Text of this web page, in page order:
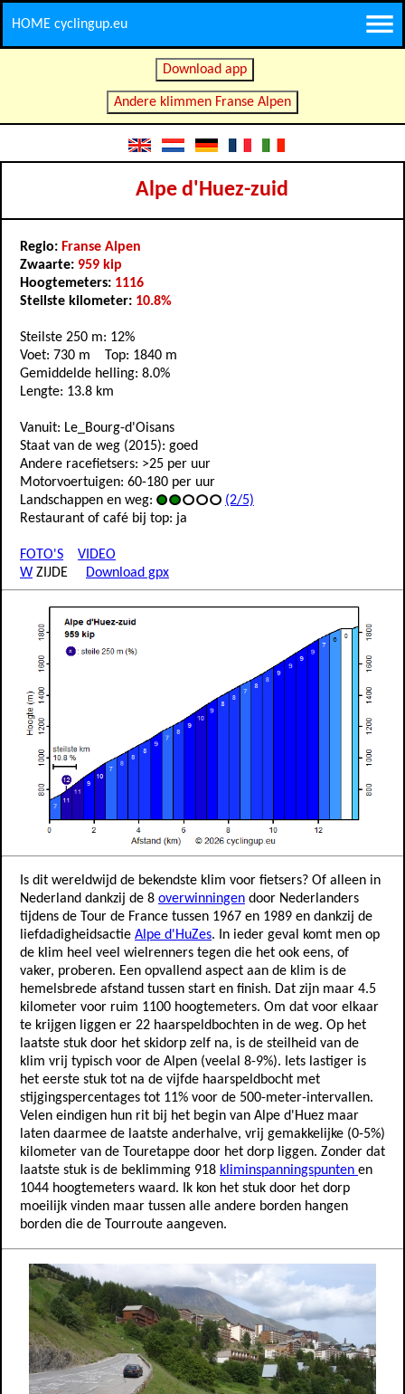
HOME cyclingup.eu
Download app
Andere klimmen Franse Alpen
Alpe d'Huez-zuid
Regio: Franse Alpen
Zwaarte: 959 kip
Hoogtemeters: 1116
Steilste kilometer: 10.8%
Steilste 250 m: 12%
Voet: 730 m Top: 1840 m
Gemiddelde helling: 8.0%
Lengte: 13.8 km
Vanuit: Le_Bourg-d'Oisans
Staat van de weg (2015): goed
Andere racefietsers: >25 per uur
Motorvoertuigen: 60-180 per uur
Landschappen en weg:
(2/5)
Restaurant of café bij top: ja
FOTO'S
VIDEO
W ZIJDE Download gpx
Is dit wereldwijd de bekendste klim voor fietsers? Of alleen in
Nederland dankzij de 8 overwinningen door Nederlanders
tijdens de Tour de France tussen 1967 en 1989 en dankzij de
liefdadigheidsactie Alpe d'HuZes. In ieder geval komt men op
de klim heel veel wielrenners tegen die het ook eens, of
vaker, proberen. Een opvallend aspect aan de klim is de
hemelsbrede afstand tussen start en finish. Dat zijn maar 4.5
kilometer voor ruim 1100 hoogtemeters. Om dat voor elkaar
te krijgen liggen er 22 haarspeldbochten in de weg. Op het
laatste stuk door het skidorp zelf na, is de steilheid van de
klim vrij typisch voor de Alpen (veelal 8-9%). Iets lastiger is
het eerste stuk tot na de vijfde haarspeldbocht met
stijgingspercentages tot 11% voor de 500-meter-intervallen.
Velen eindigen hun rit bij het begin van Alpe d'Huez maar
laten daarmee de laatste anderhalve, vrij gemakkelijke (0-5%)
kilometer van de Touretappe door het dorp liggen. Zonder dat
laatste stuk is de beklimming 918 kliminspanningspunten en
1044 hoogtemeters waard. Ik kon het stuk door het dorp
moeilijk vinden maar tussen alle andere borden hangen
borden die de Tourroute aangeven.